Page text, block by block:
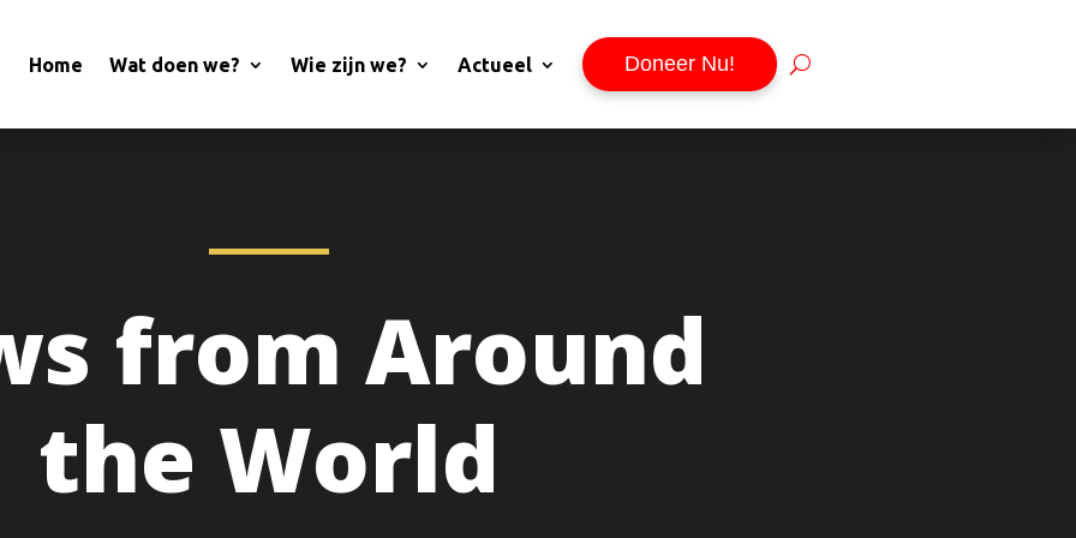
Home Wat doen we? Wie zijn we? Actueel Doneer Nu!
from Around
the World